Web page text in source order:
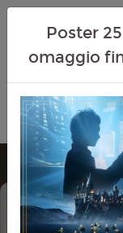
THE
Poster
omaggio